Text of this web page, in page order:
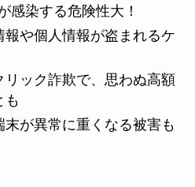
感染する危険性大！
報や個人情報が盗まれるケ
ック詐欺で、思わぬ高額
も
が異常に重くなる被害も